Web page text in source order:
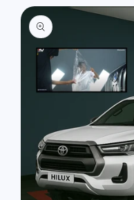
Skip to
product
information